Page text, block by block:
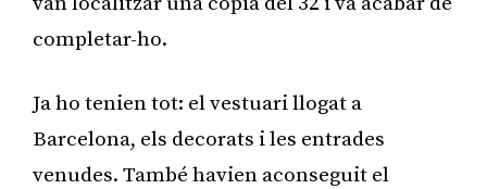
completar-ho.
Ja ho tenien tot: el vestuari llogat a
Barcelona, els decorats i les entrades
venudes. També havien aconseguit el